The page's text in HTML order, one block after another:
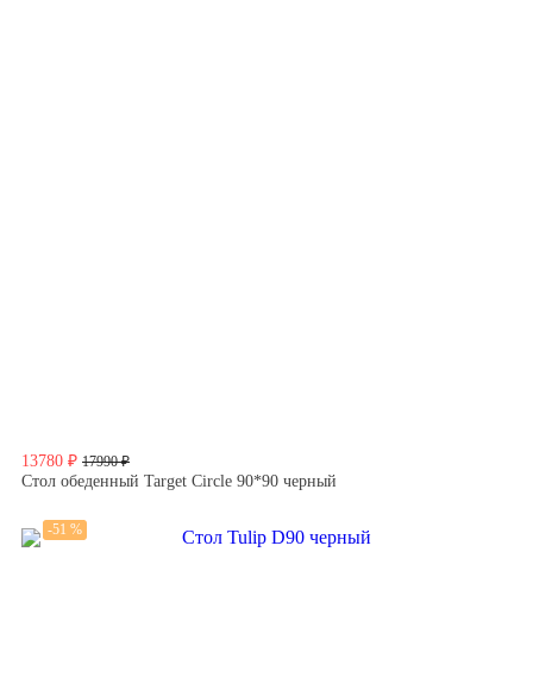
13780 ₽ 17990 ₽
Стол обеденный Target Circle 90*90 черный
-51 %